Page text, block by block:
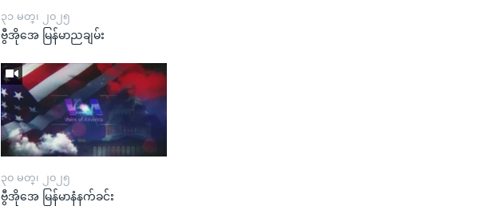
၃၁ မတ္၊ ၂၀၂၅
ဗွီအိုအေ မြန်မာညချမ်း
၃၀ မတ္၊ ၂၀၂၅
ဗွီအိုအေ မြန်မာနံနက်ခင်း